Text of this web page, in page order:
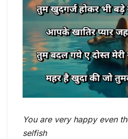
You are very happy even
selfish